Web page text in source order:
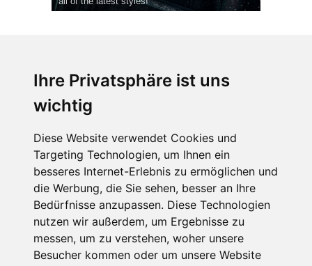
Ihre Privatsphäre ist uns
wichtig
Diese Website verwendet Cookies und
Targeting Technologien, um Ihnen ein
besseres Internet-Erlebnis zu ermöglichen und
die Werbung, die Sie sehen, besser an Ihre
Bedürfnisse anzupassen. Diese Technologien
nutzen wir außerdem, um Ergebnisse zu
messen, um zu verstehen, woher unsere
Besucher kommen oder um unsere Website
CPost.org© 2013-2023 The Celebrity Post.
Terms of Use Privacy | Cookies Policy( Einstellungen ändern
About Us
Advertising
Contact Us